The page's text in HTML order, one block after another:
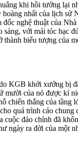
khi hồi tưởng lại
nhất của lịch sử
nghệ thuật của
với mái tóc bạc
thành biểu tượng của
KGB khởi xướng bị
mười của nó được kỉ
chiến thắng của tầng
quá trình cáo
cuộc đảo chính đã
ngày ra đời của một